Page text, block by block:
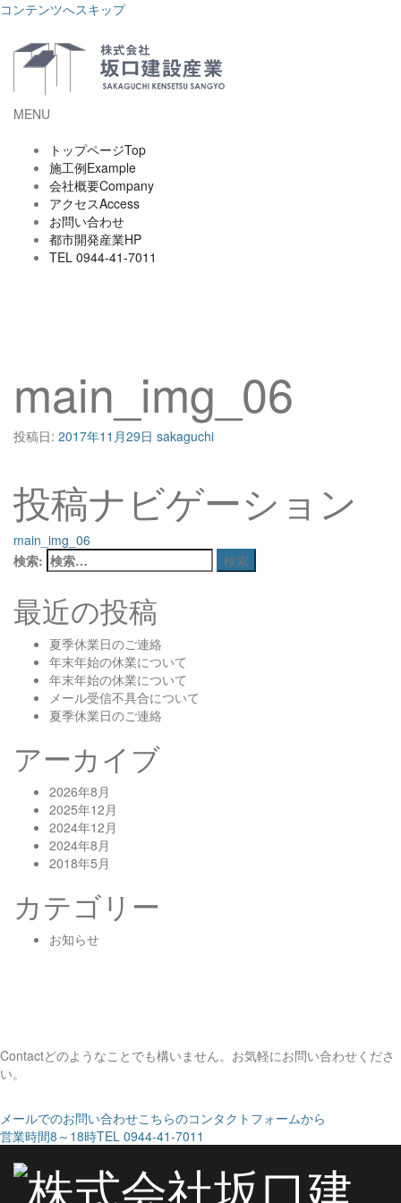
コンテンツへスキップ
MENU
トップページTop
施工例Example
会社概要Company
アクセスAccess
お問い合わせ
都市開発産業HP
TEL 0944-41-7011
main_img_06
投稿日: 2017年11月29日 sakaguchi
投稿ナビゲーション
main_img_06
検索:
最近の投稿
夏季休業日のご連絡
年末年始の休業について
年末年始の休業について
メール受信不具合について
夏季休業日のご連絡
アーカイブ
2026年8月
2025年12月
2024年12月
2024年8月
2018年5月
カテゴリー
お知らせ
Contactどのようなことでも構いません。お気軽にお問い合わせくださ
い。
メールでのお問い合わせこちらのコンタクトフォームから
営業時間8～18時TEL 0944-41-7011